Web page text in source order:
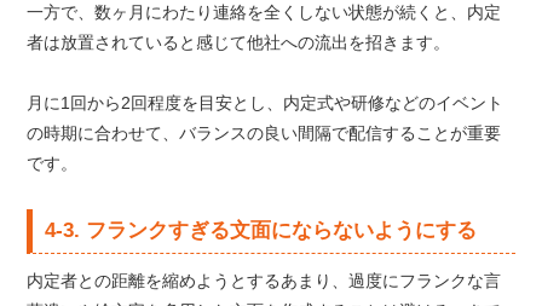
一方で、数ヶ月にわたり連絡を全くしない状態が続くと、内定
者は放置されていると感じて他社への流出を招きます。
月に1回から2回程度を目安とし、内定式や研修などのイベント
の時期に合わせて、バランスの良い間隔で配信することが重要
です。
4-3. フランクすぎる文面にならないようにする
内定者との距離を縮めようとするあまり、過度にフランクな言